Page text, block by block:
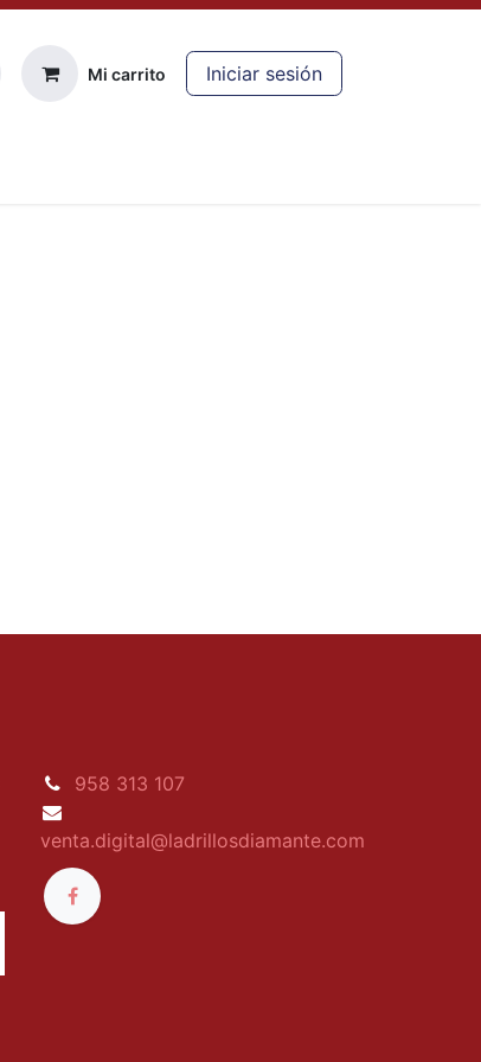
Mi carrito Iniciar sesión
958 313 107
venta.digital@ladrillosdiamante.com​